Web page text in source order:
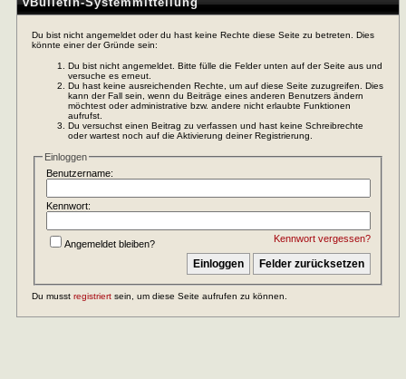
Du bist nicht angemeldet oder du hast keine Rechte diese Seite zu betreten. Dies
könnte einer der Gründe sein:
Du bist nicht angemeldet. Bitte fülle die Felder unten auf der Seite aus und
versuche es erneut.
Du hast keine ausreichenden Rechte, um auf diese Seite zuzugreifen. Dies
kann der Fall sein, wenn du Beiträge eines anderen Benutzers ändern
möchtest oder administrative bzw. andere nicht erlaubte Funktionen
aufrufst.
Du versuchst einen Beitrag zu verfassen und hast keine Schreibrechte
oder wartest noch auf die Aktivierung deiner Registrierung.
Einloggen
Benutzername:
Kennwort:
Kennwort vergessen?
Angemeldet bleiben?
Du musst registriert sein, um diese Seite aufrufen zu können.